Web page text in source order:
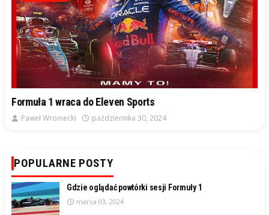
Formuła 1 wraca do Eleven Sports
Paweł Wroniecki października 30, 2024
POPULARNE POSTY
Gdzie oglądać powtórki sesji Formuły 1
marca 03, 2024